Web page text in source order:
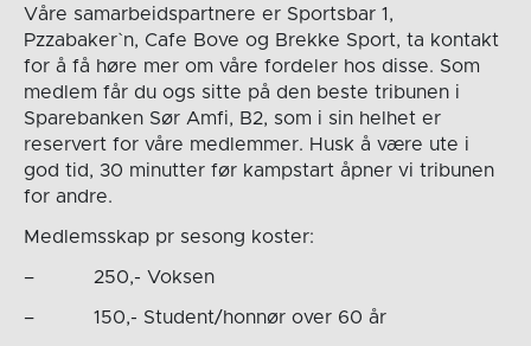
Våre samarbeidspartnere er Sportsbar 1,
Pzzabaker`n, Cafe Bove og Brekke Sport, ta kontakt
for å få høre mer om våre fordeler hos disse. Som
medlem får du ogs sitte på den beste tribunen i
Sparebanken Sør Amfi, B2, som i sin helhet er
reservert for våre medlemmer. Husk å være ute i
god tid, 30 minutter før kampstart åpner vi tribunen
for andre.
Medlemsskap pr sesong koster:
– 250,- Voksen
– 150,- Student/honnør over 60 år